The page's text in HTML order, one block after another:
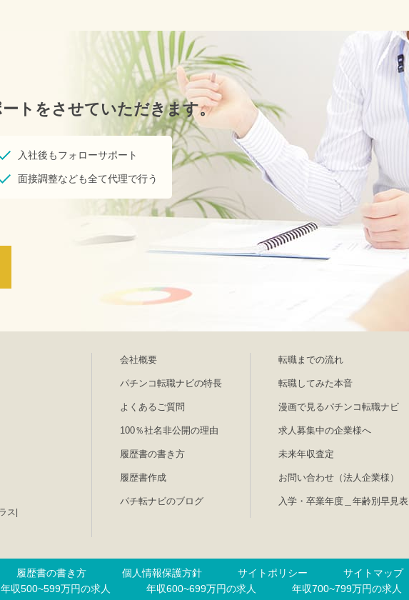
トをさせていただきます。
入社後もフォローサポート
面接調整なども全て代理で行う
ス
会社概要
パチンコ転職ナビの特長
よくあるご質問
100％社名非公開の理由
履歴書の書き方
履歴書作成
パチ転ナビのブログ
転職までの流れ
転職してみた本音
漫画で見るパチンコ転職ナビ
求人募集中の企業様へ
未来年収査定
お問い合わせ（法人企業様）
入学・卒業年度＿年齢別早見表
履歴書の書き方 個人情報保護方針 サイトポリシー
サイトマップ
年収500~599万円の求人 年収600~699万円の求人
年収700~799万円の求人